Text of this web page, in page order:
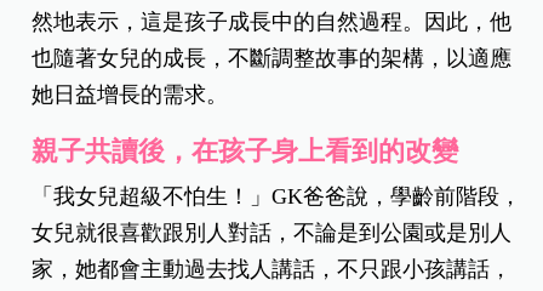
然地表示，這是孩子成長中的自然過程。因此，他
也隨著女兒的成長，不斷調整故事的架構，以適應
她日益增長的需求。
親子共讀後，在孩子身上看到的改變
「我女兒超級不怕生！」GK爸爸說，學齡前階段，
女兒就很喜歡跟別人對話，不論是到公園或是別人
家，她都會主動過去找人講話，不只跟小孩講話，